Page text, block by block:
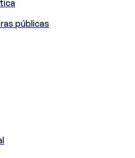
públicas